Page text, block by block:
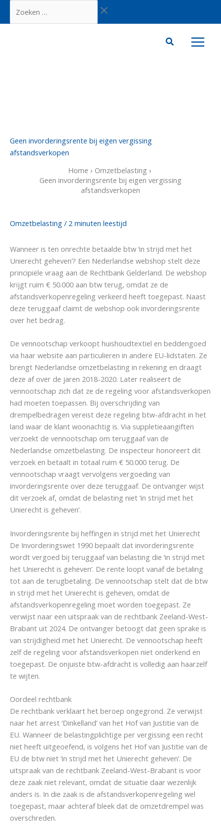
Geen invorderingsrente bij eigen vergissing
afstandsverkopen
Home
Omzetbelasting
Geen invorderingsrente bij eigen vergissing
afstandsverkopen
Omzetbelasting / 2 minuten leestijd
Wanneer is ten onrechte betaalde btw ‘in strijd met het
Unierecht geheven’? Een Nederlandse webshop stelt deze
principiële vraag aan de Rechtbank Gelderland. De webshop
krijgt ruim € 50.000 aan btw terug, omdat ze de
afstandsverkopenregeling verkeerd heeft toegepast. Naast
deze teruggaaf claimt de webshop ook invorderingsrente
over het bedrag.
De vennootschap verkoopt huishoudtextiel en beddengoed
via haar website aan particulieren in andere EU-lidstaten. Ze
brengt Nederlandse omzetbelasting in rekening en draagt
deze af over de jaren 2018-2020. Later realiseert de
vennootschap zich dat ze de regeling voor afstandsverkopen
had moeten toepassen. Bij overschrijding van
drempelbedragen vereist deze regeling btw-afdracht in het
land waar de klant woonachtig is. Via suppletieaangiften
verzoekt de vennootschap om teruggaaf van de
Nederlandse omzetbelasting. De inspecteur honoreert dit
verzoek en betaalt in totaal ruim € 50.000 terug. De
vennootschap vraagt vervolgens vergoeding van
invorderingsrente over deze teruggaaf. De ontvanger wijst
dit verzoek af, omdat de belasting niet ‘in strijd met het
Unierecht is geheven’.
Invorderingsrente bij heffingen in strijd met het Unierecht
De Invorderingswet 1990 bepaalt dat invorderingsrente
wordt vergoed bij teruggaaf van belasting die ‘in strijd met
het Unierecht is geheven’. De rente loopt vanaf de betaling
tot aan de terugbetaling. De vennootschap stelt dat de btw
in strijd met het Unierecht is geheven, omdat de
afstandsverkopenregeling moet worden toegepast. Ze
verwijst naar een uitspraak van de rechtbank Zeeland-West-
Brabant uit 2024. De ontvanger betoogt dat geen sprake is
van strijdigheid met het Unierecht. De vennootschap heeft
zelf de regeling voor afstandsverkopen niet onderkend en
toegepast. De onjuiste btw-afdracht is volledig aan haarzelf
te wijten.
Oordeel rechtbank
De rechtbank verklaart het beroep ongegrond. Ze verwijst
naar het arrest ‘Dinkelland’ van het Hof van Justitie van de
EU. Wanneer de belastingplichtige per vergissing een recht
niet heeft uitgeoefend, is volgens het Hof van Justitie van de
EU de btw niet ‘in strijd met het Unierecht geheven’. De
uitspraak van de rechtbank Zeeland-West-Brabant is voor
deze zaak niet relevant, omdat de situatie daar wezenlijk
anders is. In die zaak is de afstandsverkopenregeling wel
toegepast, maar achteraf bleek dat de omzetdrempel was
overschreden.